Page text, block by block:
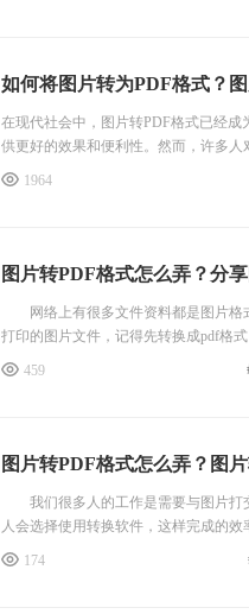
如何将图片转为PDF格式？
在现代社会中，图片转PDF格式已经
供更好的效果和便利性。然而，许多
1964
图片转PDF格式怎么弄？分
网络上有很多文件资料都是图片格
打印的图片文件，记得先转换成pdf格
459
图片转PDF格式怎么弄？图
我们很多人的工作是需要与图片打
人会选择使用转换软件，这样完成的
174